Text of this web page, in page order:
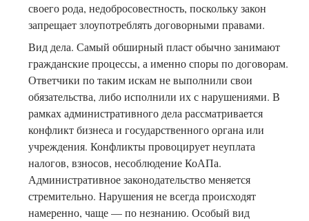
своего рода, недобросовестность, поскольку закон
запрещает злоупотреблять договорными правами.
Вид дела. Самый обширный пласт обычно занимают
гражданские процессы, а именно споры по договорам.
Ответчики по таким искам не выполнили свои
обязательства, либо исполнили их с нарушениями. В
рамках административного дела рассматривается
конфликт бизнеса и государственного органа или
учреждения. Конфликты провоцирует неуплата
налогов, взносов, несоблюдение КоАПа.
Административное законодательство меняется
стремительно. Нарушения не всегда происходят
намеренно, чаще — по незнанию. Особый вид